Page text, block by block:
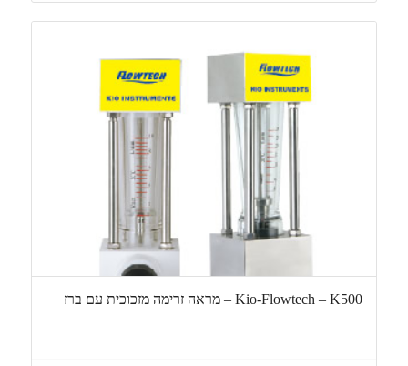
Kio-Flowtech – K500 – מראה זרימה מזכוכית עם ברז